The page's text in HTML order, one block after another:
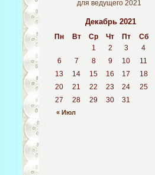
для ведущего 2021
Декабрь 2021
Пн Вт Ср Чт Пт Сб
« Июл
1 2 3 4
6
7 8 9 10 11
13
14 15 16 17 18
20
21 22 23 24 25
27
28 29 30 31